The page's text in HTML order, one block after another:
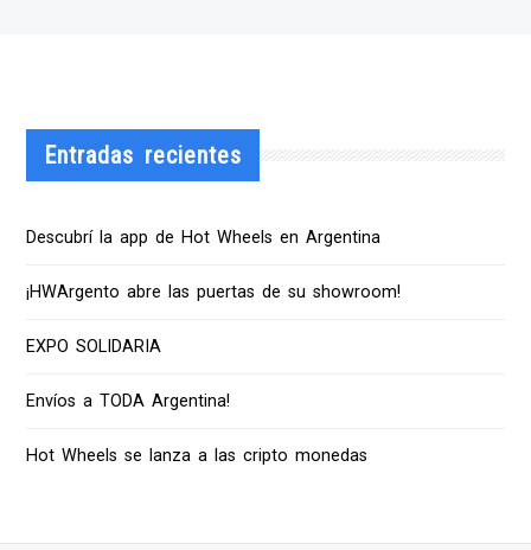
Entradas recientes
Descubrí la app de Hot Wheels en Argentina
¡HWArgento abre las puertas de su showroom!
EXPO SOLIDARIA
Envíos a TODA Argentina!
Hot Wheels se lanza a las cripto monedas